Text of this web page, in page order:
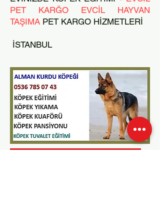
PET KARĞO EVCİL HAYVAN
TAŞIMA PET KARGO HİZMETLERİ
İSTANBUL